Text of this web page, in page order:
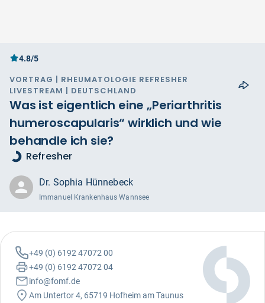
4.8/5
VORTRAG | RHEUMATOLOGIE REFRESHER
LIVESTREAM | DEUTSCHLAND
Was ist eigentlich eine „Periarthritis
humeroscapularis“ wirklich und wie
behandle ich sie?
Refresher
Dr. Sophia Hünnebeck
Immanuel Krankenhaus Wannsee
+49 (0) 6192 47072 00
+49 (0) 6192 47072 04
info@fomf.de
Am Untertor 4, 65719 Hofheim am Taunus